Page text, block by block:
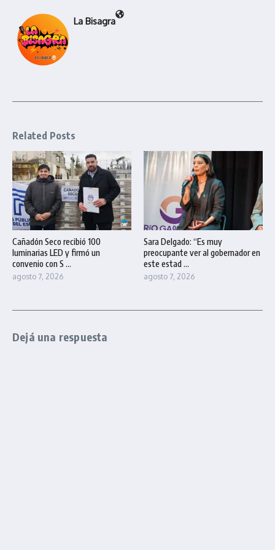
La Bisagra
Related Posts
Cañadón Seco recibió 100
luminarias LED y firmó un
convenio con S ...
agosto 7, 2026
Sara Delgado: “Es muy
preocupante ver al gobernador en
este estad ...
agosto 7, 2026
Dejá una respuesta